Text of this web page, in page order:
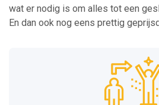
wat er nodig is om alles tot een
En dan ook nog eens prettig